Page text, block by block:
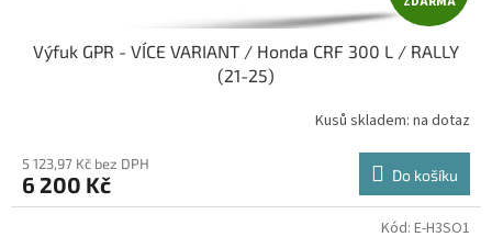
D
A
R
M
A
Výfuk GPR - VÍCE VARIANT / Honda CRF 300 L / RALLY
(21-25)
Kusů skladem: na dotaz
5 123,97 Kč bez DPH
6 200 Kč Do košíku
Kód: E-H3SO1